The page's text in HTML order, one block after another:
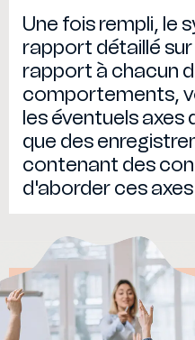
Une fois rempli, le
rapport détaillé
rapport à chacun
comportements,
les éventuels axes
que des
contenant des
d'aborder ces